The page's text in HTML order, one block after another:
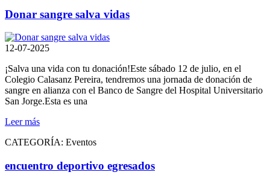
Donar sangre salva vidas
12-07-2025
¡Salva una vida con tu donación!Este sábado 12 de julio, en el
Colegio Calasanz Pereira, tendremos una jornada de donación de
sangre en alianza con el Banco de Sangre del Hospital Universitario
San Jorge.Esta es una
Leer más
CATEGORÍA: Eventos
encuentro deportivo egresados